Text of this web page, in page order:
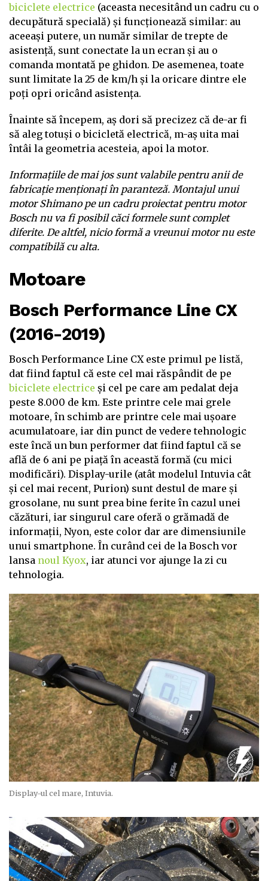
biciclete electrice (aceasta necesitând un cadru cu o
decupătură specială) și funcționează similar: au
aceeași putere, un număr similar de trepte de
asistență, sunt conectate la un ecran și au o
comanda montată pe ghidon. De asemenea, toate
sunt limitate la 25 de km/h și la oricare dintre ele
poți opri oricând asistența.
Înainte să începem, aș dori să precizez că de-ar fi
să aleg totuși o bicicletă electrică, m-aș uita mai
întâi la geometria acesteia, apoi la motor.
Informațiile de mai jos sunt valabile pentru anii de
fabricație menționați în paranteză. Montajul unui
motor Shimano pe un cadru proiectat pentru motor
Bosch nu va fi posibil căci formele sunt complet
diferite. De altfel, nicio formă a vreunui motor nu este
compatibilă cu alta.
Motoare
Bosch Performance Line CX
(2016-2019)
Bosch Performance Line CX este primul pe listă,
dat fiind faptul că este cel mai răspândit de pe
biciclete electrice și cel pe care am pedalat deja
peste 8.000 de km. Este printre cele mai grele
motoare, în schimb are printre cele mai ușoare
acumulatoare, iar din punct de vedere tehnologic
este încă un bun performer dat fiind faptul că se
află de 6 ani pe piață în această formă (cu mici
modificări). Display-urile (atât modelul Intuvia cât
și cel mai recent, Purion) sunt destul de mare și
grosolane, nu sunt prea bine ferite în cazul unei
căzături, iar singurul care oferă o grămadă de
informații, Nyon, este color dar are dimensiunile
unui smartphone. În curând cei de la Bosch vor
lansa noul Kyox, iar atunci vor ajunge la zi cu
tehnologia.
Display-ul cel mare, Intuvia.